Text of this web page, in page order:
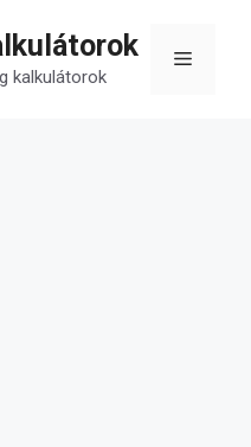
kalkulátorok
Menü